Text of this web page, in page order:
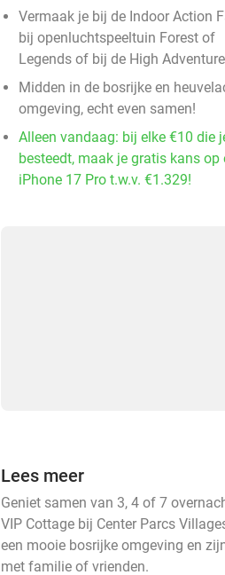
Vermaak je bij de Indoor Action
bij openluchtspeeltuin Forest of
Legends of bij de High
Midden in de bosrijke en
omgeving, echt even samen!
Alleen vandaag: bij elke €10 die
besteedt, maak je gratis kans op
iPhone 17 Pro t.w.v. €1.329!
Lees meer
Geniet samen van 3, 4 of 7
VIP Cottage bij Center Parcs
een mooie bosrijke omgeving en
met familie of vrienden.